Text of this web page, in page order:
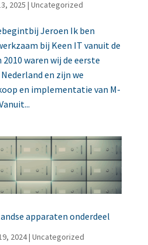
2025 | Uncategorized
Jeroen Ik ben
bij Keen IT vanuit de
waren wij de eerste
en zijn we
en implementatie van M-
apparaten onderdeel
2024| Uncategorized